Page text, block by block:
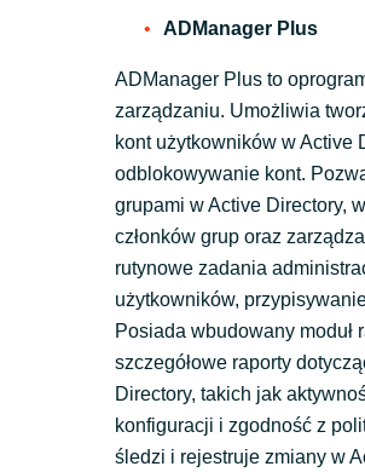
ADManager Plus
ADManager Plus to
zarządzaniu. Umożliwia
kont użytkowników w Active
odblokowywanie kont.
grupami w Active Directory,
członków grup oraz
rutynowe zadania
użytkowników,
Posiada wbudowany moduł
szczegółowe raporty
Directory, takich jak
konfiguracji i zgodność z
śledzi i rejestruje zmiany w